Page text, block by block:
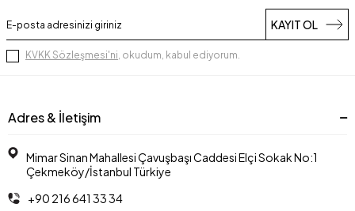
KAYIT OL
KVKK Sözleşmesi'ni, okudum, kabul ediyorum.
Adres & İletişim
Mimar Sinan Mahallesi Çavuşbaşı Caddesi Elçi Sokak No:1
Çekmeköy/İstanbul Türkiye
+90 216 641 33 34